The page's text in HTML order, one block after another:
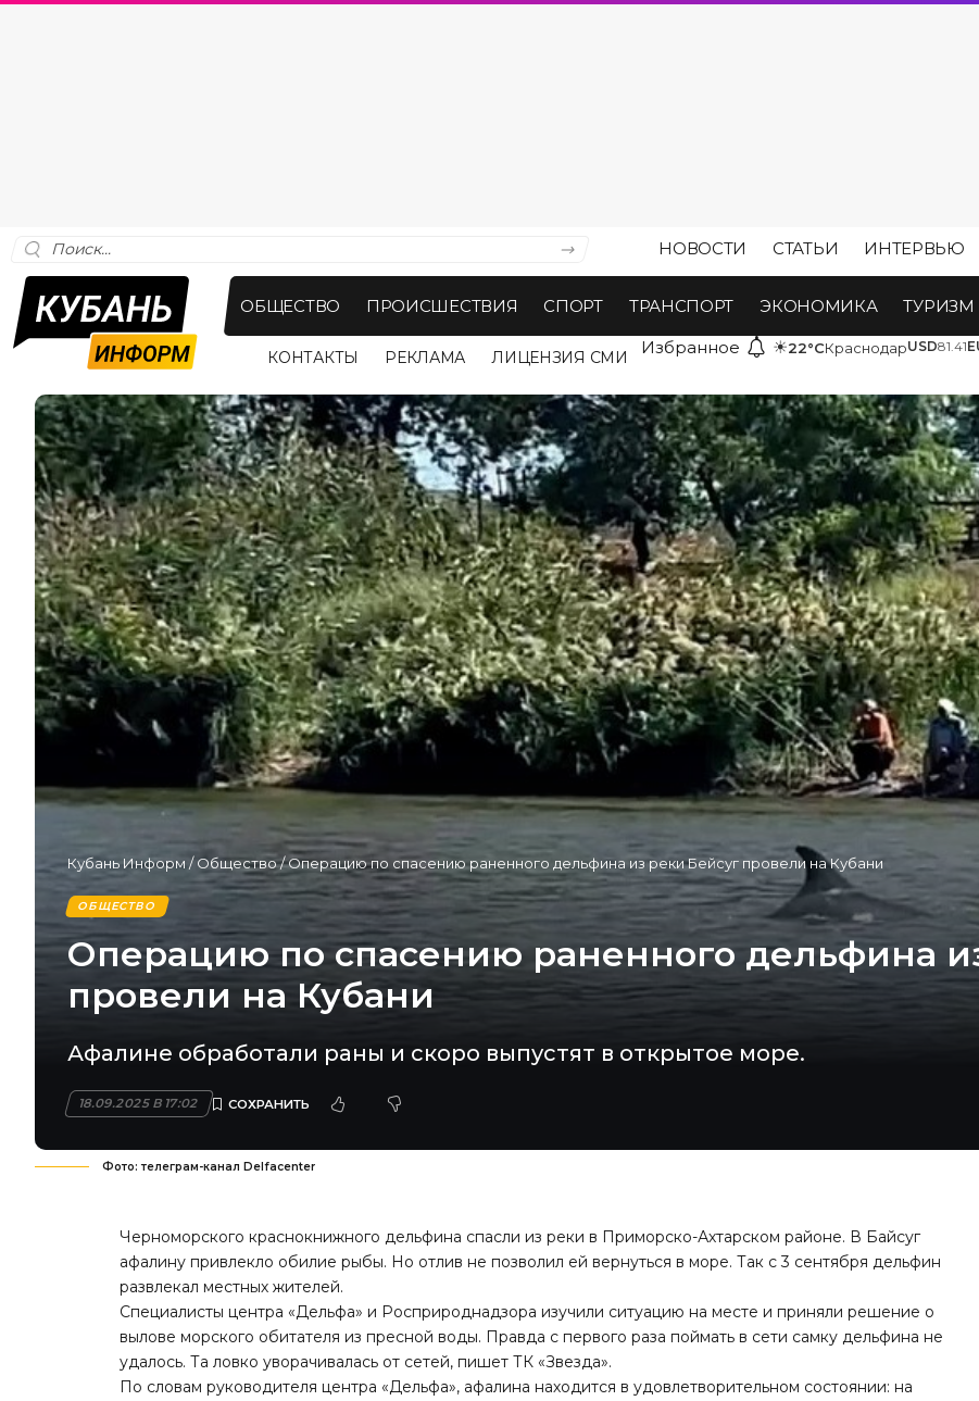
НОВОСТИ СТАТЬИ ИНТЕРВЬЮ
ОБЩЕСТВО ПРОИСШЕСТВИЯ СПОРТ ТРАНСПОРТ ЭКОНОМИКА ТУРИЗМ
КОНТАКТЫ РЕКЛАМА ЛИЦЕНЗИЯ СМИ Избранное ☀22°CКраснодарUSD81.41
Кубань Информ /Общество/Операцию по спасению раненного дельфина из реки Бейсуг провели на Кубани
ОБЩЕСТВО
Операцию по спасению раненного дельфина
провели на Кубани
Афалине обработали раны и скоро выпустят в открытое море.
18.09.2025 В 17:02
Фото: телеграм-канал Delfacenter
Черноморского краснокнижного дельфина спасли из реки в Приморско-Ахтарском районе. В Байсуг
афалину привлекло обилие рыбы. Но отлив не позволил ей вернуться в море. Так с 3 сентября дельфин
развлекал местных жителей.
Специалисты центра «Дельфа» и Росприроднадзора изучили ситуацию на месте и приняли решение о
вылове морского обитателя из пресной воды. Правда с первого раза поймать в сети самку дельфина не
удалось. Та ловко уворачивалась от сетей, пишетТК «Звезда».
По словам руководителя центра «Дельфа», афалина находится в удовлетворительном состоянии: на